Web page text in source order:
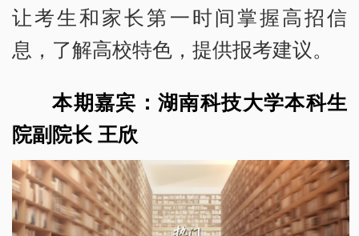
让考生和家长第一时间掌握高招信
息，了解高校特色，提供报考建议。
本期嘉宾：湖南科技大学本科生
院副院长 王欣